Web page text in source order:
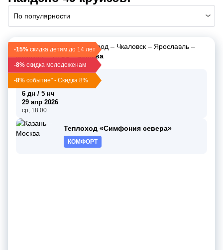
По популярности
-15% скидка детям до 14 лет
-8% скидка молодоженам
-8% событие" - Скидка 8%
Казань – Нижний Новгород – Чкаловск – Ярославль –
Мышкин–Углич–Москва
24 апр 2026
6 дн / 5 нч
29 апр 2026
ср, 18:00
Теплоход «Симфония севера»
КОМФОРТ